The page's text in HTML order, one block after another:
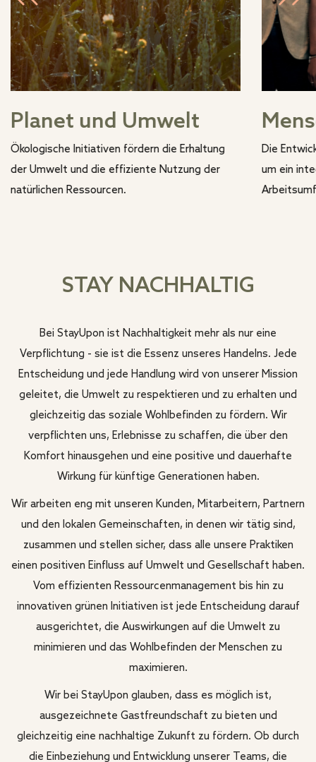
Planet und Umwelt
Ökologische Initiativen fördern die Erhaltung
der Umwelt und die effiziente Nutzung der
natürlichen Ressourcen.
Die
um ein
STAY NACHHALTIG
Bei StayUpon ist Nachhaltigkeit mehr als nur eine
Verpflichtung - sie ist die Essenz unseres Handelns. Jede
Entscheidung und jede Handlung wird von unserer Mission
geleitet, die Umwelt zu respektieren und zu erhalten und
gleichzeitig das soziale Wohlbefinden zu fördern. Wir
verpflichten uns, Erlebnisse zu schaffen, die über den
Komfort hinausgehen und eine positive und dauerhafte
Wirkung für künftige Generationen haben.
Wir arbeiten eng mit unseren Kunden, Mitarbeitern, Partnern
und den lokalen Gemeinschaften, in denen wir tätig sind,
zusammen und stellen sicher, dass alle unsere Praktiken
einen positiven Einfluss auf Umwelt und Gesellschaft haben.
Vom effizienten Ressourcenmanagement bis hin zu
innovativen grünen Initiativen ist jede Entscheidung darauf
ausgerichtet, die Auswirkungen auf die Umwelt zu
minimieren und das Wohlbefinden der Menschen zu
maximieren.
Wir bei StayUpon glauben, dass es möglich ist,
ausgezeichnete Gastfreundschaft zu bieten und
gleichzeitig eine nachhaltige Zukunft zu fördern. Ob durch
die Einbeziehung und Entwicklung unserer Teams, die